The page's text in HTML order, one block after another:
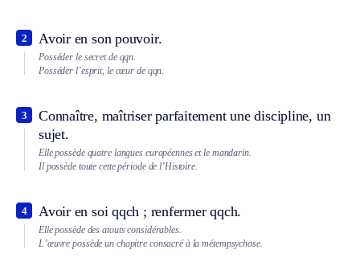
Avoir en son pouvoir.
2
Posséder le secret de qqn.
Posséder l’esprit, le cœur de qqn.
Connaître, maîtriser parfaitement une discipline, un
sujet.
3
Elle possède quatre langues européennes et le mandarin.
Il possède toute cette période de l’Histoire.
Avoir en soi qqch ; renfermer qqch.
4
Elle possède des atouts considérables.
L’œuvre possède un chapitre consacré à la métempsychose.